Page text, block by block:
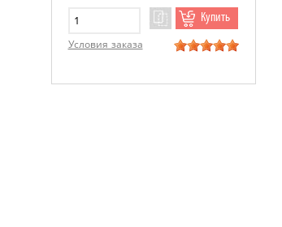
Купить
Условия заказа